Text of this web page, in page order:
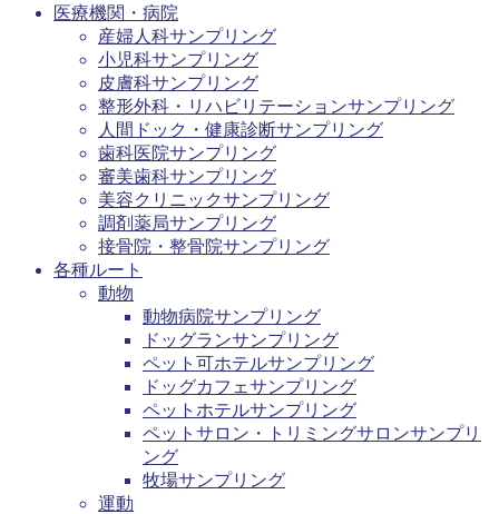
医療機関・病院
産婦人科サンプリング
小児科サンプリング
皮膚科サンプリング
整形外科・リハビリテーションサンプリング
人間ドック・健康診断サンプリング
歯科医院サンプリング
審美歯科サンプリング
美容クリニックサンプリング
調剤薬局サンプリング
接骨院・整骨院サンプリング
各種ルート
動物
動物病院サンプリング
ドッグランサンプリング
ペット可ホテルサンプリング
ドッグカフェサンプリング
ペットホテルサンプリング
ペットサロン・トリミングサロンサンプリ
ング
牧場サンプリング
運動